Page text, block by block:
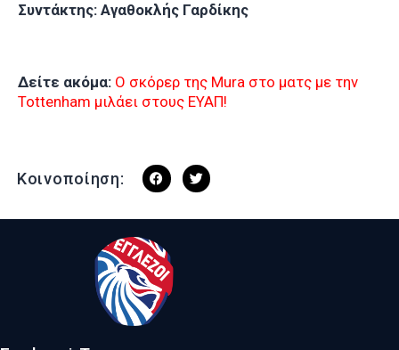
Συντάκτης: Αγαθοκλής Γαρδίκης
Δείτε ακόμα: Ο σκόρερ της Mura στο ματς με την
Tottenham μιλάει στους ΕΥΑΠ!
Κοινοποίηση: